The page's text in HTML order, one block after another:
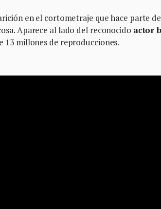
en el cortometraje que hace parte
Aparece al lado del reconocido actor
13 millones de reproducciones.